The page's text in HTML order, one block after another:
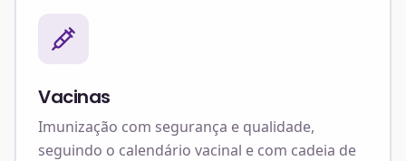
Vacinas
Imunização com segurança e qualidade,
seguindo o calendário vacinal e com cadeia de